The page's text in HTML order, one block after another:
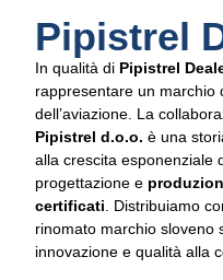
Pipistrel
In qualità di Pipistrel
rappresentare un marchio
dell’aviazione. La
Pipistrel d.o.o. è una
alla crescita esponenziale
progettazione e
certificati . Distribuiamo
rinomato marchio sloveno
innovazione e qualità alla